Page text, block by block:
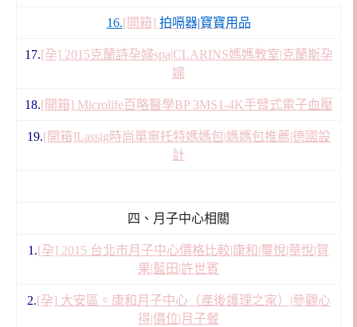
16.[開箱] 拍嗝器|寶寶用品
17.[孕] 2015克蘭詩孕婦spa|CLARINS媽媽教室|克蘭斯孕
婦
18.[開箱] Microlife百略醫學BP 3MS1-4K手臂式電子血壓
19.[開箱]Lassig時尚單寧托特媽媽包|媽媽包推薦|德國設
計
四、月子中心相關
1.[孕] 2015 台北市月子中心價格比較|康和|璽悅|華悅|賀
果|藍田|許世賓
2.[孕] 大安區。康和月子中心（產後護理之家）|參觀心
得|價位|月子餐